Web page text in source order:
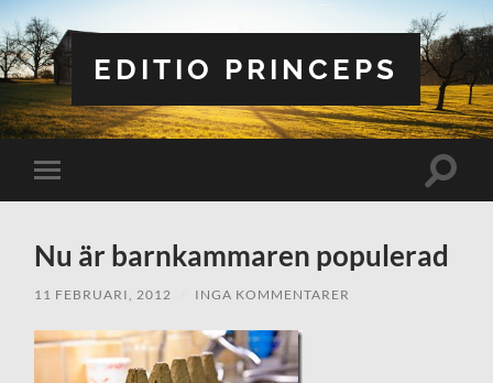
EDITIO PRINCEPS
Slå
på/av
Slå
Nu är barnkammaren populerad
11 FEBRUARI, 2012 INGA KOMMENTARER